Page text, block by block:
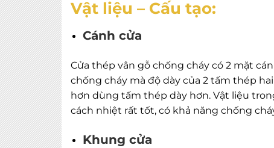
Vật liệu – Cấu tạo:
Cánh cửa
Cửa thép vân gỗ chống cháy có 2 mặt
chống cháy mà độ dày của 2 tấm thép
hơn dùng tấm thép dày hơn. Vật liệu
cách nhiệt rất tốt, có khả năng chống
Khung cửa